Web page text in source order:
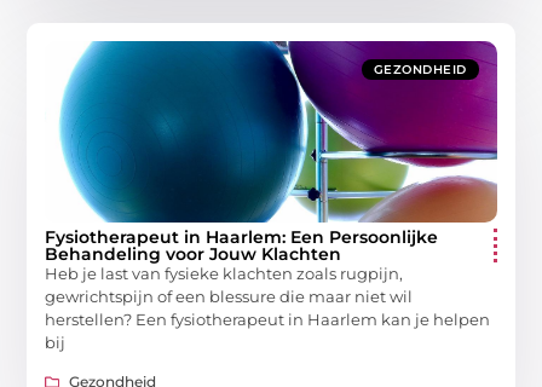
GEZONDHEID
Fysiotherapeut in Haarlem: Een Persoonlijke
Behandeling voor Jouw Klachten
Heb je last van fysieke klachten zoals rugpijn,
gewrichtspijn of een blessure die maar niet wil
herstellen? Een fysiotherapeut in Haarlem kan je helpen
bij
Gezondheid